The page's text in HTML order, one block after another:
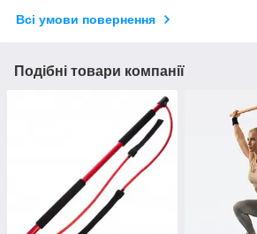
Всі умови повернення
Подібні товари компанії